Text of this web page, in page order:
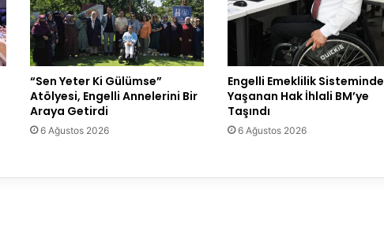
“Sen Yeter Ki Gülümse”
Atölyesi, Engelli Annelerini Bir
Araya Getirdi
6 Ağustos 2026
Engelli Emeklilik Sisteminde
Yaşanan Hak İhlali BM’ye
Taşındı
6 Ağustos 2026